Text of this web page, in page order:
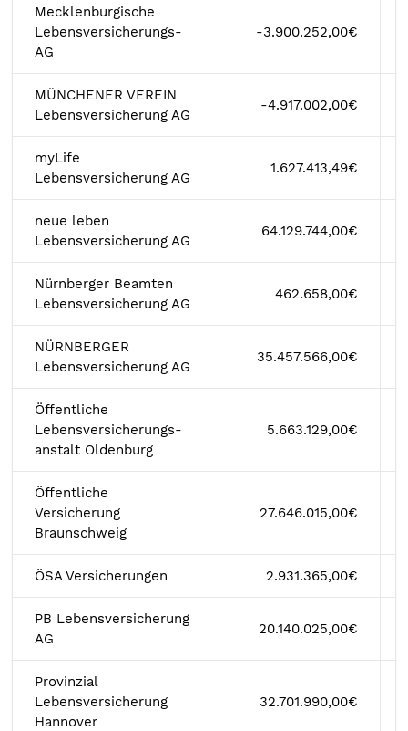
Mecklenburgische
Lebensversicherungs-
AG
-3.900.252,00€
MÜNCHENER VEREIN
Lebensversicherung AG
-4.917.002,00€
myLife
Lebensversicherung AG
1.627.413,49€
neue leben
Lebensversicherung AG
64.129.744,00€
Nürnberger Beamten
Lebensversicherung AG
462.658,00€
NÜRNBERGER
Lebensversicherung AG
35.457.566,00€
Öffentliche
Lebensversicherungs-
anstalt Oldenburg
5.663.129,00€
Öffentliche
Versicherung
Braunschweig
27.646.015,00€
ÖSA Versicherungen 2.931.365,00€
PB Lebensversicherung
AG
20.140.025,00€
Provinzial
Lebensversicherung
Hannover
32.701.990,00€